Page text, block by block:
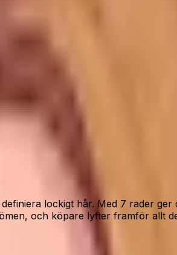
Original Styler – 7 rader utan
lockigt hår. Med 7 rader
och köpare lyfter framför allt